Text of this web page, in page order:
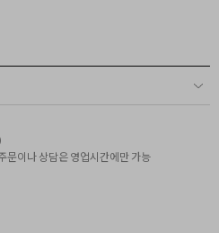
문이나 상담은 영업시간에만 가능